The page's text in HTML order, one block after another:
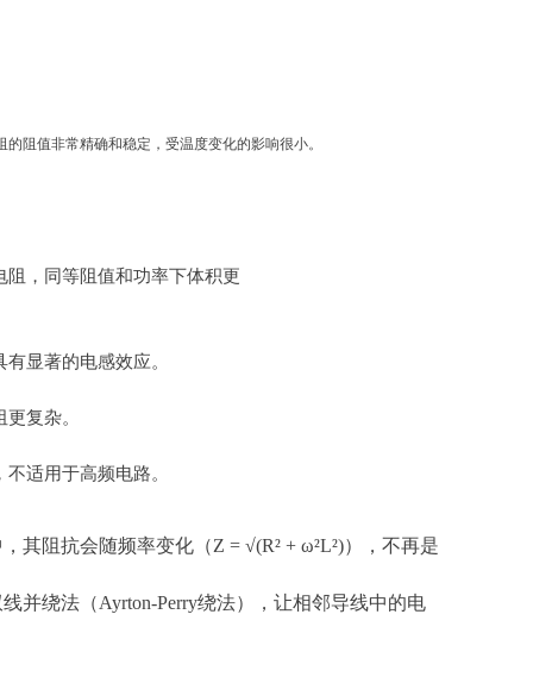
阻值非常精确和稳定，受温度变化的影响很小。
阻，同等阻值和功率下体积更
有显著的电感效应。
复杂。
不适用于高频电路。
其阻抗会随频率变化（Z = √(R² + ω²L²)），不再是
并绕法（Ayrton-Perry绕法），让相邻导线中的电